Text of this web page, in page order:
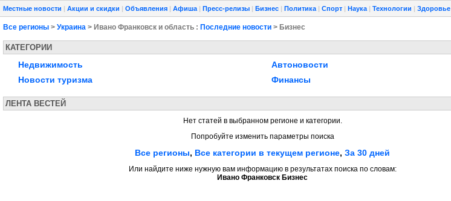
Местные новости | Акции и скидки | Объявления | Афиша | Пресс-релизы | Бизнес | Политика | Спорт | Наука | Технологии | Здоровье
Все регионы > Украина > Ивано Франковск и область : Последние новости > Бизнес
КАТЕГОРИИ
Недвижимость
Новости туризма
Автоновости
Финансы
ЛЕНТА ВЕСТЕЙ
Нет статей в выбранном регионе и категории.
Попробуйте изменить параметры поиска
Все регионы, Все категории в текущем регионе, За 30 дней
Или найдите ниже нужную вам информацию в результатах поиска по словам:
Ивано Франковск Бизнес